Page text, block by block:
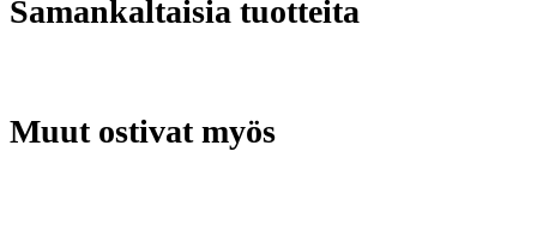
Samankaltaisia tuotteita
Muut ostivat myös